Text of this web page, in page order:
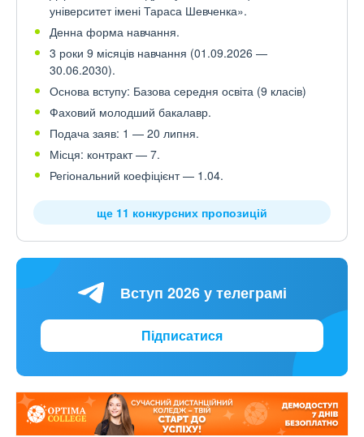
університет імені Тараса Шевченка».
Денна форма навчання.
3 роки 9 місяців навчання (01.09.2026 —
30.06.2030).
Основа вступу: Базова середня освіта (9 класів)
Фаховий молодший бакалавр.
Подача заяв: 1 — 20 липня.
Місця: контракт — 7.
Регіональний коефіцієнт — 1.04.
ще 11 конкурсних пропозицій
Вступ 2026 у телеграмі
Підписатися